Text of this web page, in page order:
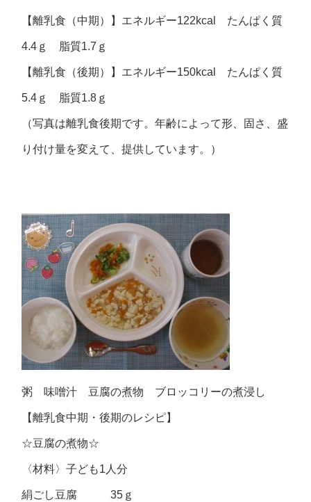
【離乳食（中期）】エネルギー122kcal たんぱく質
4.4ｇ 脂質1.7ｇ
【離乳食（後期）】エネルギー150kcal たんぱく質
5.4ｇ 脂質1.8ｇ
（写真は離乳食後期です。年齢によって形、固さ、盛
り付け量を変えて、提供しています。）
粥 味噌汁 豆腐の煮物 ブロッコリーの煮浸し
【離乳食中期・後期のレシピ】
☆豆腐の煮物☆
〈材料〉子ども1人分
絹ごし豆腐 35ｇ